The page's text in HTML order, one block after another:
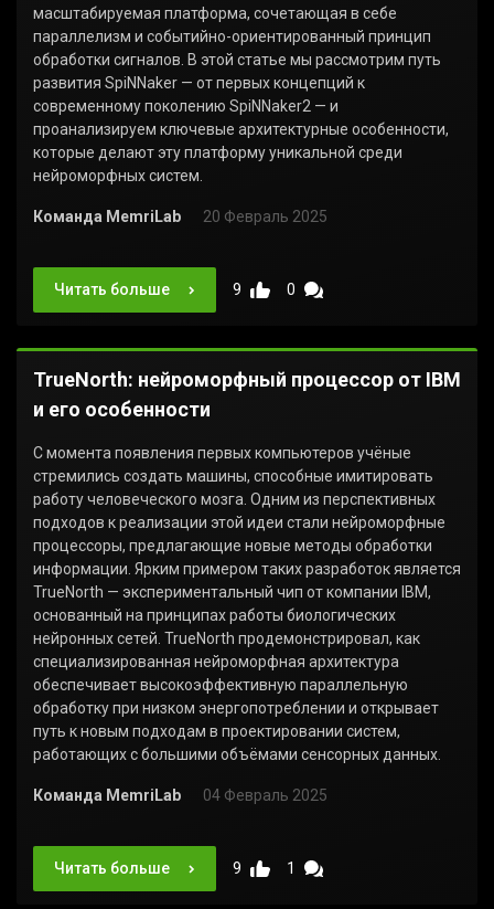
масштабируемая платформа, сочетающая в себе
параллелизм и событийно-ориентированный принцип
обработки сигналов. В этой статье мы рассмотрим путь
развития SpiNNaker — от первых концепций к
современному поколению SpiNNaker2 — и
проанализируем ключевые архитектурные особенности,
которые делают эту платформу уникальной среди
нейроморфных систем.
Читать больше 9 0
Команда MemriLab 20 Февраль 2025
TrueNorth: нейроморфный процессор от IBM
и его особенности
С момента появления первых компьютеров учёные
стремились создать машины, способные имитировать
работу человеческого мозга. Одним из перспективных
подходов к реализации этой идеи стали нейроморфные
процессоры, предлагающие новые методы обработки
информации. Ярким примером таких разработок является
TrueNorth — экспериментальный чип от компании IBM,
основанный на принципах работы биологических
нейронных сетей. TrueNorth продемонстрировал, как
специализированная нейроморфная архитектура
обеспечивает высокоэффективную параллельную
обработку при низком энергопотреблении и открывает
путь к новым подходам в проектировании систем,
работающих с большими объёмами сенсорных данных.
Читать больше 9 1
Команда MemriLab 04 Февраль 2025